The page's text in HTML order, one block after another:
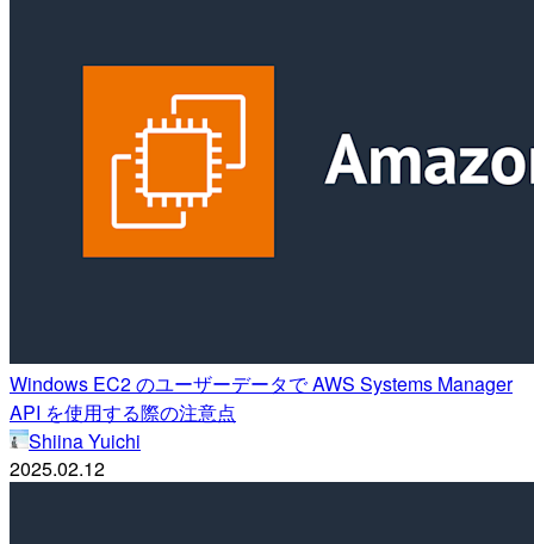
Windows EC2 のユーザーデータで AWS Systems Manager
API を使用する際の注意点
Shiina Yuichi
2025.02.12